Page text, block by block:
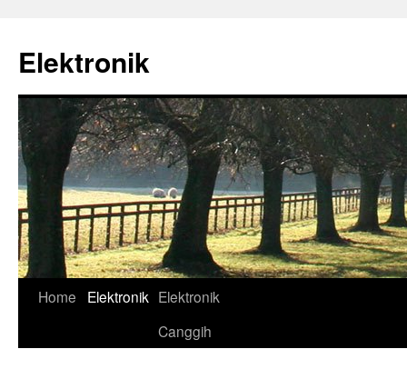
content
Elektronik
Home Elektronik Elektronik
Canggih